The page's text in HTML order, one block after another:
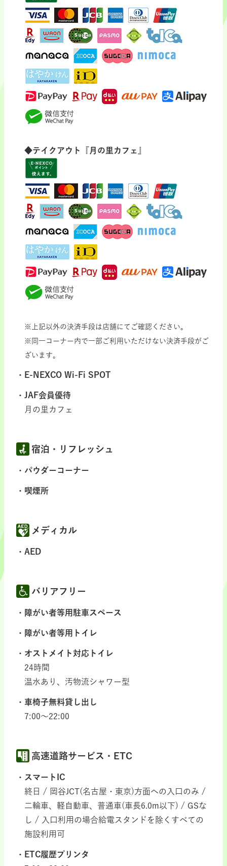
◆テイクアウト『月の里カフェ』
※上記以外の決済手段は店舗にてご確認ください。
※同一コーナー内で一部ご利用いただけない決済手段がご
ざいます。
E-NEXCO Wi-Fi SPOT
JAF会員優待
月の里カフェ
宿泊・リフレッシュ
パウダーコーナー
喫煙所
メディカル
AED
バリアフリー
障がい者等用駐車スペース
障がい者等用トイレ
オストメイト対応トイレ
24時間
温水あり、汚物流シャワー型
車椅子無料貸し出し
7:00～22:00
高速道路サービス・ETC
スマートIC
終日 / 岡谷JCT(名古屋・東京)方面への入口のみ /
二輪車、軽自動車、普通車(車長6.0m以下) / GSな
し / 入口利用の場合給電スタンドを除くすべての
施設利用可
ETC履歴プリンタ